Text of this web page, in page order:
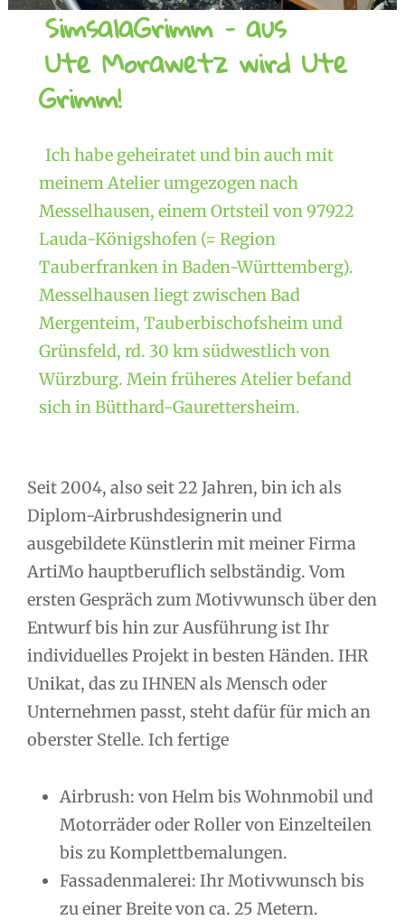
SimsalaGrimm – aus
Ute Morawetz wird Ute
Grimm!
Ich habe geheiratet und bin auch mit
meinem Atelier umgezogen nach
Messelhausen, einem Ortsteil von 97922
Lauda-Königshofen (= Region
Tauberfranken in Baden-Württemberg).
Messelhausen liegt zwischen Bad
Mergenteim, Tauberbischofsheim und
Grünsfeld, rd. 30 km südwestlich von
Würzburg. Mein früheres Atelier befand
sich in Bütthard-Gaurettersheim.
Seit 2004, also seit 22 Jahren, bin ich als
Diplom-Airbrushdesignerin und
ausgebildete Künstlerin mit meiner Firma
ArtiMo hauptberuflich selbständig. Vom
ersten Gespräch zum Motivwunsch über den
Entwurf bis hin zur Ausführung ist Ihr
individuelles Projekt in besten Händen. IHR
Unikat, das zu IHNEN als Mensch oder
Unternehmen passt, steht dafür für mich an
oberster Stelle. Ich fertige
Airbrush: von Helm bis Wohnmobil und
Motorräder oder Roller von Einzelteilen
bis zu Komplettbemalungen.
Fassadenmalerei: Ihr Motivwunsch bis
zu einer Breite von ca. 25 Metern.